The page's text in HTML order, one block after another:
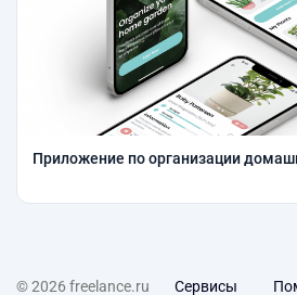
Приложение по организации
© 2026 freelance.ru Сервисы